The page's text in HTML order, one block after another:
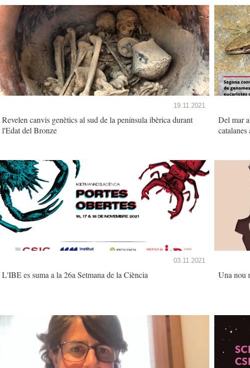
19.11.2021
Revelen canvis genètics al sud de la península ibèrica durant
l'Edat del Bronze
Del mar
catalanes
03.11.2021
L'IBE es suma a la 26a Setmana de la Ciència Una nou